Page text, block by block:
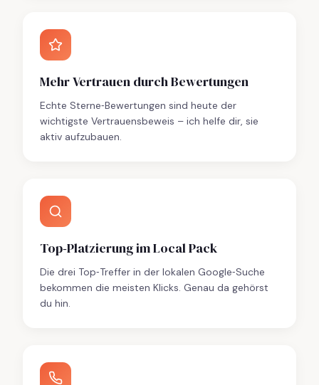
Mehr Vertrauen durch Bewertungen
Echte Sterne‑Bewertungen sind heute der
wichtigste Vertrauensbeweis – ich helfe dir, sie
aktiv aufzubauen.
Top‑Platzierung im Local Pack
Die drei Top‑Treffer in der lokalen Google‑Suche
bekommen die meisten Klicks. Genau da gehörst
du hin.